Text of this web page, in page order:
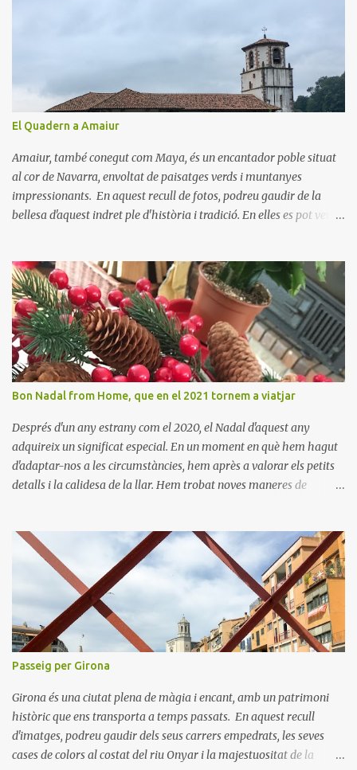
El Quadern a Amaiur
Amaiur, també conegut com Maya, és un encantador poble situat
al cor de Navarra, envoltat de paisatges verds i muntanyes
impressionants. En aquest recull de fotos, podreu gaudir de la
bellesa d'aquest indret ple d'història i tradició. En elles es pot veure
cultura navarresa i gaudir de la tranquil·litat d'un poble que
conserva el seu encant tradicional. Us animem a descobrir aquest
meravellós lloc i a deixar-vos captivar per la seva bellesa!
Bon Nadal from Home, que en el 2021 tornem a viatjar
Després d'un any estrany com el 2020, el Nadal d'aquest any
adquireix un significat especial. En un moment en què hem hagut
d'adaptar-nos a les circumstàncies, hem après a valorar els petits
detalls i la calidesa de la llar. Hem trobat noves maneres de
tornar a descobrir nous llocs i viure noves experiències. Desitgem
que aquest Nadal us porti pau, amor i moments inoblidables. Bon
Nadal i un pròsper Any Nou!
Passeig per Girona
Girona és una ciutat plena de màgia i encant, amb un patrimoni
històric que ens transporta a temps passats. En aquest recull
d'imatges, podreu gaudir dels seus carrers empedrats, les seves
cases de colors al costat del riu Onyar i la majestuositat de la